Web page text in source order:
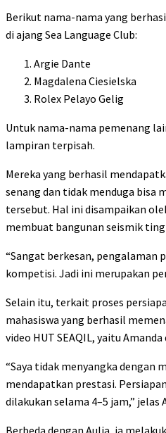
Berikut nama-nama yang
di ajang Sea Language Club:
Argie Dante
Magdalena Ciesielska
Rolex Pelayo Gelig
Untuk nama-nama pemenang
lampiran terpisah.
Mereka yang berhasil
senang dan tidak menduga bisa
tersebut. Hal ini disampaikan
membuat bangunan seismik
“Sangat berkesan,
kompetisi. Jadi ini merupakan
Selain itu, terkait proses
mahasiswa yang berhasil
video HUT SEAQIL, yaitu Amanda
“Saya tidak menyangka dengan
mendapatkan prestasi.
dilakukan selama 4–5 jam,” jelas